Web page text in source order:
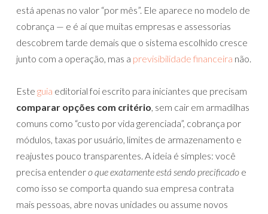
está apenas no valor “por mês”. Ele aparece no modelo de
cobrança — e é aí que muitas empresas e assessorias
descobrem tarde demais que o sistema escolhido cresce
junto com a operação, mas a previsibilidade financeira não.
Este guia editorial foi escrito para iniciantes que precisam
comparar opções com critério, sem cair em armadilhas
comuns como “custo por vida gerenciada”, cobrança por
módulos, taxas por usuário, limites de armazenamento e
reajustes pouco transparentes. A ideia é simples: você
precisa entendero que exatamente está sendo precificado e
como isso se comporta quando sua empresa contrata
mais pessoas, abre novas unidades ou assume novos